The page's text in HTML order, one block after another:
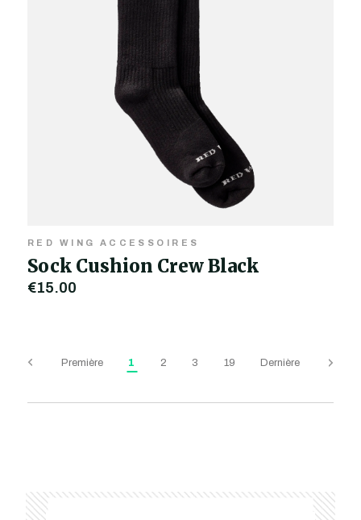
RED WING ACCESSOIRES
Sock Cushion Crew Black
€15,00
Première 1 2 3 19 Dernière